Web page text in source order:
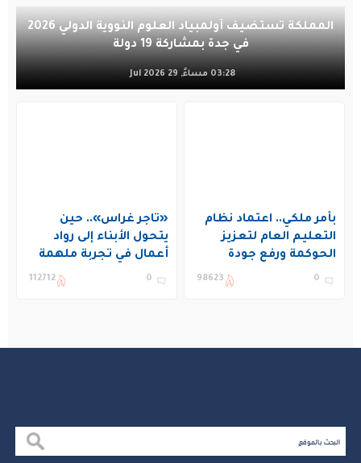
المملكة تستضيف أولمبياد العلوم النووية الدولي 2026
في جدة بمشاركة 19 دولة
03:28 مساءً, 29 Jul 2026
بأمر ملكي.. اعتماد نظام
التعليم العام لتعزيز
الحوكمة ورفع جودة
التعليم في المملكة
0
98623
«تاجر غراس».. حين
يتحول الأبناء إلى رواد
أعمال في تجربة ملهمة
بنادي غراس الصيفي
0
112712